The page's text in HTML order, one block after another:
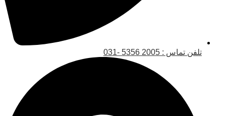
تلفن تماس : 2005 5356 -031